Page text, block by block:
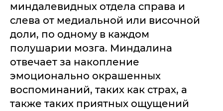
миндалевидных отдела справа и
слева от медиальной или височной
доли, по одному в каждом
полушарии мозга. Миндалина
отвечает за накопление
эмоционально окрашенных
воспоминаний, таких как страх, а
также таких приятных ощущений